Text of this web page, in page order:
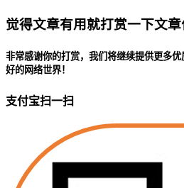
觉得文章有用就打赏一下文
非常感谢你的打赏，我们将继续提供更多
好的网络世界！
支付宝扫一扫